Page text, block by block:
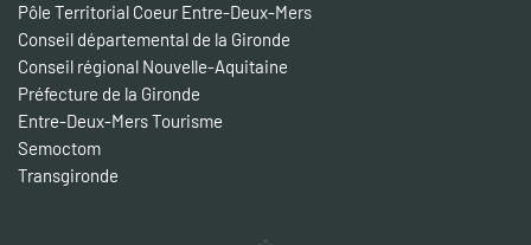
Pôle Territorial Coeur Entre-Deux-Mers
Conseil départemental de la Gironde
Conseil régional Nouvelle-Aquitaine
Préfecture de la Gironde
Entre-Deux-Mers Tourisme
Semoctom
Transgironde